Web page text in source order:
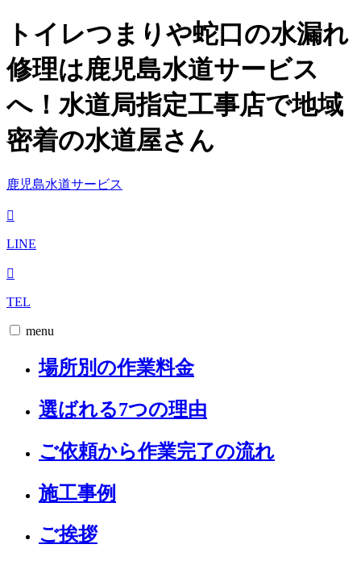
トイレつまりや蛇口の水漏れ
修理は鹿児島水道サービス
へ！水道局指定工事店で地域
密着の水道屋さん
鹿児島水道サービス
LINE
TEL
menu
場所別の作業料金
選ばれる7つの理由
ご依頼から作業完了の流れ
施工事例
ご挨拶